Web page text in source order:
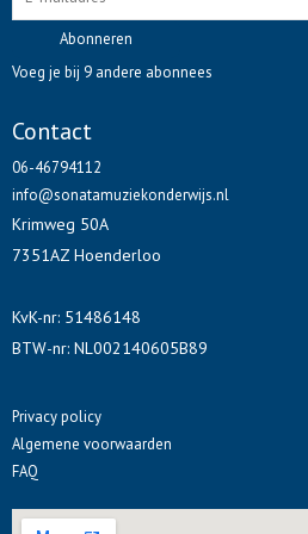
o i
n
e
t
Abonneren
Voeg je bij 9 andere abonnees
Contact
06-46794112
info@sonatamuziekonderwijs.nl
Krimweg 50A
7351AZ Hoenderloo
KvK-nr: 51486148
BTW-nr: NL002140605B89
Privacy policy
Algemene voorwaarden
FAQ